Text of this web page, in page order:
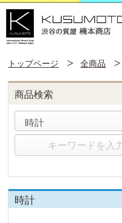
トップページ 全商品
商品検索
時計